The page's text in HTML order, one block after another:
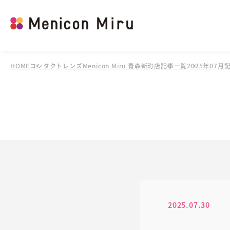
HOMEコンタクトレンズMenicon Miru 青森新町店記事一覧2025年07月
2025.07.30